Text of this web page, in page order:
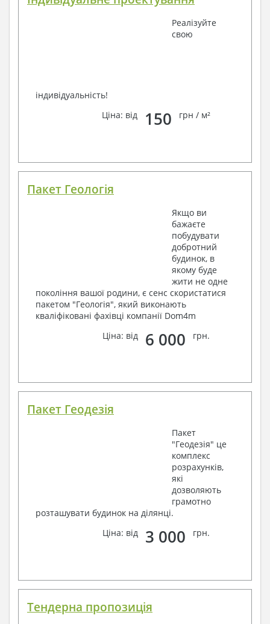
Реалізуйте
свою
індивідуальність!
Ціна: від
150 грн / м²
Пакет Геологія
Якщо ви
бажаєте
побудувати
добротний
будинок, в
якому буде
жити не одне
покоління вашої родини, є сенс скористатися
пакетом "Геологія", який виконають
кваліфіковані фахівці компанії Dom4m
Ціна: від
6 000 грн.
Пакет Геодезія
Пакет
"Геодезія" це
комплекс
розрахунків,
які
дозволяють
грамотно
розташувати будинок на ділянці.
Ціна: від
3 000 грн.
Тендерна пропозиція